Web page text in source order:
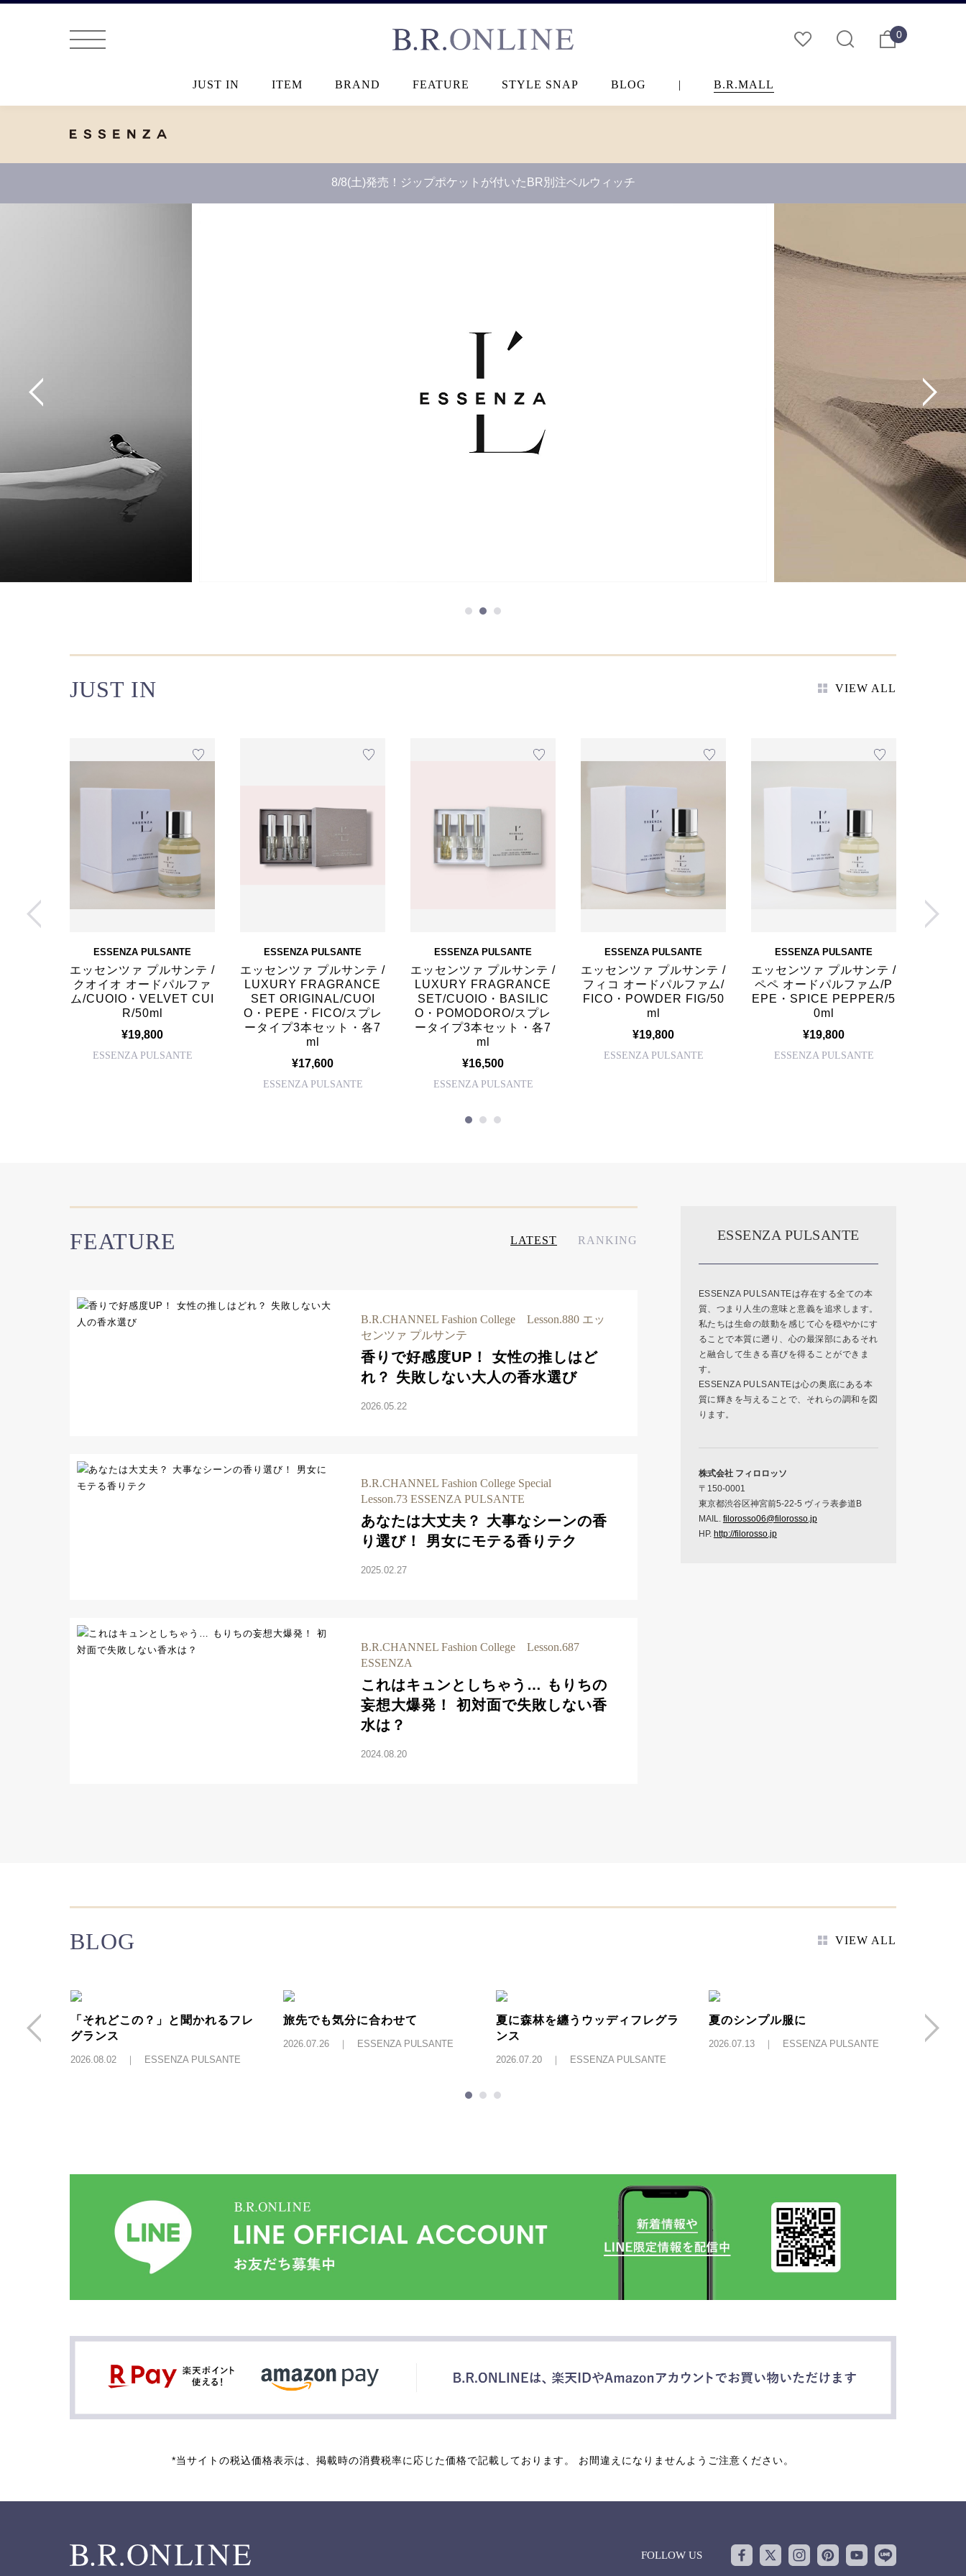
0
JUST IN ITEM BRAND FEATURE STYLE SNAP BLOG | B.R.MALL
8/8(土)発売！ジップポケットが付いたBR別注ベルウィッチ
JUST IN VIEW ALL
ESSENZA PULSANTE
エッセンツァ プルサンテ /
クオイオ オードパルファ
ム/CUOIO・VELVET CUI
R/50ml
¥19,800
ESSENZA PULSANTE
ESSENZA PULSANTE
エッセンツァ プルサンテ /
LUXURY FRAGRANCE
SET ORIGINAL/CUOI
O・PEPE・FICO/スプレ
ータイプ3本セット・各7
ml
¥17,600
ESSENZA PULSANTE
ESSENZA PULSANTE
エッセンツァ プルサンテ /
LUXURY FRAGRANCE
SET/CUOIO・BASILIC
O・POMODORO/スプレ
ータイプ3本セット・各7
ml
¥16,500
ESSENZA PULSANTE
ESSENZA PULSANTE
エッセンツァ プルサンテ /
フィコ オードパルファム/
FICO・POWDER FIG/50
ml
¥19,800
ESSENZA PULSANTE
ESSENZA PULSANTE
エッセンツァ プルサンテ /
ペペ オードパルファム/P
EPE・SPICE PEPPER/5
0ml
¥19,800
ESSENZA PULSANTE
FEATURE LATEST RANKING
B.R.CHANNEL Fashion College Lesson.880 エッ
センツァ プルサンテ
香りで好感度UP！ 女性の推しはど
れ？ 失敗しない大人の香水選び
2026.05.22
B.R.CHANNEL Fashion College Special
Lesson.73 ESSENZA PULSANTE
あなたは大丈夫？ 大事なシーンの香
り選び！ 男女にモテる香りテク
2025.02.27
B.R.CHANNEL Fashion College Lesson.687
ESSENZA
これはキュンとしちゃう… もりちの
妄想大爆発！ 初対面で失敗しない香
水は？
2024.08.20
ESSENZA PULSANTE
ESSENZA PULSANTEは存在する全ての本
質、つまり人生の意味と意義を追求します。
私たちは生命の鼓動を感じて心を穏やかにす
ることで本質に遡り、心の最深部にあるそれ
と融合して生きる喜びを得ることができま
す。
ESSENZA PULSANTEは心の奥底にある本
質に輝きを与えることで、それらの調和を図
ります。
株式会社 フィロロッソ
〒150-0001
東京都渋谷区神宮前5-22-5 ヴィラ表参道B
MAIL. filorosso06@filorosso.jp
HP. http://filorosso.jp
BLOG VIEW ALL
「それどこの？」と聞かれるフレ
グランス
2026.08.02 ｜ ESSENZA PULSANTE
旅先でも気分に合わせて
2026.07.26 ｜ ESSENZA PULSANTE
夏に森林を纏うウッディフレグラ
ンス
2026.07.20 ｜ ESSENZA PULSANTE
夏のシンプル服に
2026.07.13 ｜ ESSENZA PULSANTE
*当サイトの税込価格表示は、掲載時の消費税率に応じた価格で記載しております。 お間違えになりませんようご注意ください。
FOLLOW US